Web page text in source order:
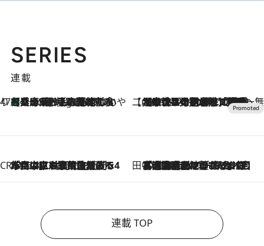
SERIES
連載
47都道府県の手みやげ ひんやりスイーツで夏を満喫
2 Hours Ago
【兵庫県】この夏絶対食べたい 冷やしておいしいおやつ3選 淡路島の恵みをジェラートに集約 【CREA×星野リゾート】唯一無二。癒しと発見が待つ場所へ
2026.8.7
【トンボの足水浴】ヒノキの香りに包まれて涼感マックス！約13℃の湧水かけ流しを避暑地「星野温泉 トンボの湯」で体験
CREA'S CHOICE
2026.8.7
「立川にも歌舞伎があるんだよ」 片岡仁左衛門・市川中車ら豪華座組みで4年目の立川立飛歌舞伎へ 田中稲の勝手に再ブーム
2026.8.7
「湘南乃風に憧れて」観客大盛上がりの“タオル回し”に、ラッパー顔負けの高速歌唱まで…さだまさし（74）のアグレッシブすぎる現在地
連載 TOP